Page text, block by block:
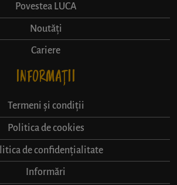
Povestea LUCA
Noutăți
Cariere
INFORMAȚII
Termeni și condiții
Politica de cookies
de confidențialitate
Informări